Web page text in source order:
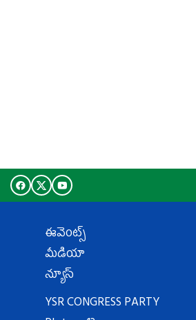
ఈవెంట్స్
మీడియా
న్యూస్
YSR CONGRESS PARTY